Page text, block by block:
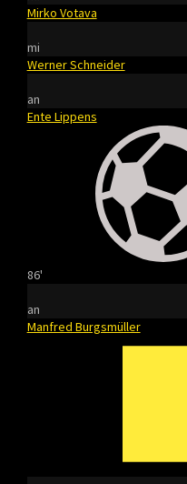
Mirko Votava
mi
Werner Schneider
an
Ente Lippens
86'
an
Manfred Burgsmüller